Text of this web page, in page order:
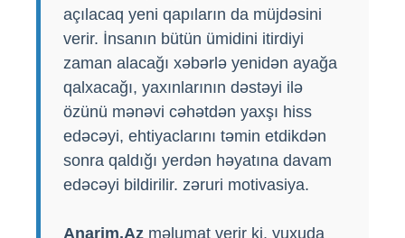
açılacaq yeni qapıların da müjdəsini
verir. İnsanın bütün ümidini itirdiyi
zaman alacağı xəbərlə yenidən ayağa
qalxacağı, yaxınlarının dəstəyi ilə
özünü mənəvi cəhətdən yaxşı hiss
edəcəyi, ehtiyaclarını təmin etdikdən
sonra qaldığı yerdən həyatına davam
edəcəyi bildirilir. zəruri motivasiya.
Anarim.Az məlumat verir ki, yuxuda